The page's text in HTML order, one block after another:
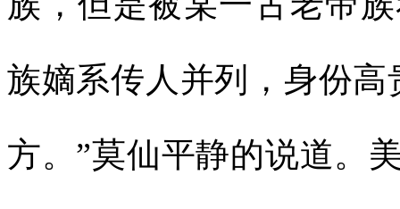
族嫡系传人并列，身份
方。”莫仙平静的说道。